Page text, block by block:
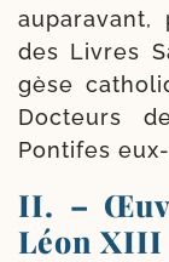
des Livres
gèse
Docteurs
Pontifes
II. –
Léon XIII